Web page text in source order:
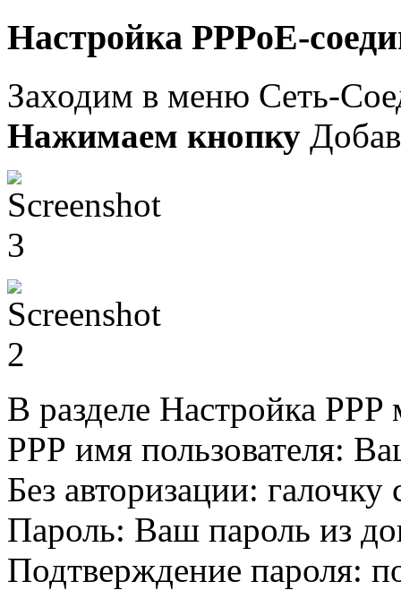
Настройка PPPoE-
Заходим в меню Сеть-
Нажимаем кнопку
В разделе Настройка PPP
РРР имя пользователя:
Без авторизации:
Пароль: Ваш пароль из
Подтверждение пароля: